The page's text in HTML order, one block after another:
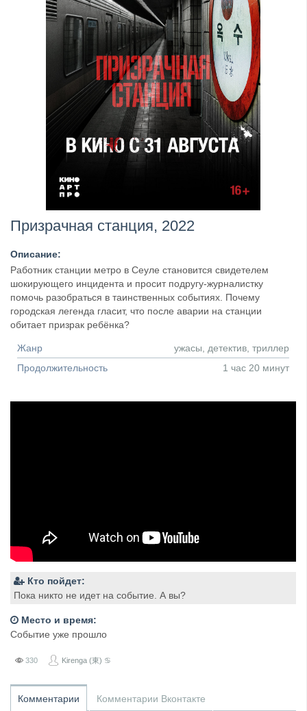
Призрачная станция, 2022
Описание:
Работник станции метро в Сеуле становится свидетелем
шокирующего инцидента и просит подругу-журналистку
помочь разобраться в таинственных событиях. Почему
городская легенда гласит, что после аварии на станции
обитает призрак ребёнка?
Жанр
ужасы, детектив, триллер
Продолжительность
1 час 20 минут
Кто пойдет:
Пока никто не идет на событие. А вы?
Место и время:
Событие уже прошло
330 Kirenga (東) ♋
Комментарии Комментарии Вконтакте